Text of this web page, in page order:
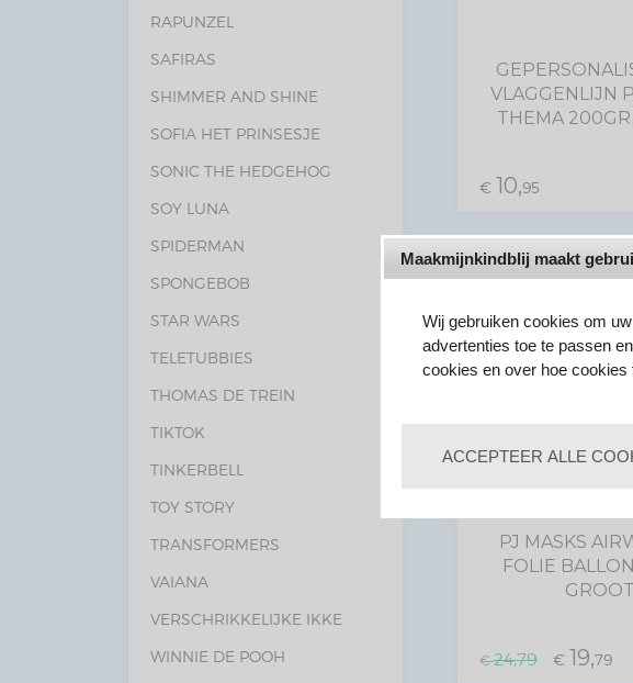
RAPUNZEL
SAFIRAS
SHIMMER AND SHINE
SOFIA HET PRINSESJE
SONIC THE HEDGEHOG
SOY LUNA
SPIDERMAN
SPONGEBOB
STAR WARS
TELETUBBIES
THOMAS DE TREIN
TIKTOK
TINKERBELL
TOY STORY
TRANSFORMERS
VAIANA
VERSCHRIKKELIJKE IKKE
WINNIE DE POOH
VLAGGENLIJN
THEMA
€ 10,95
20%
PJ MASKS
FOLIE
GROOT
€24,79 € 19,79
Maakmijnkindblij maakt
Wij gebruiken cookies om
advertenties toe te passen
cookies en over hoe
ACCEPTEER ALLE